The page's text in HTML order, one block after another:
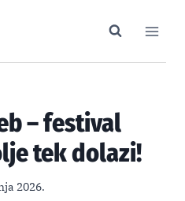
– festival
tek dolazi!
2026.